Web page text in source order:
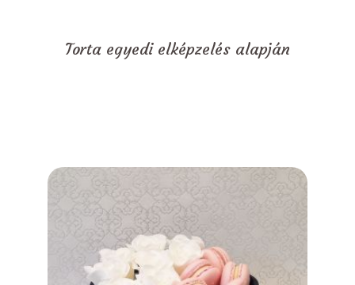
Torta egyedi elképzelés alapján